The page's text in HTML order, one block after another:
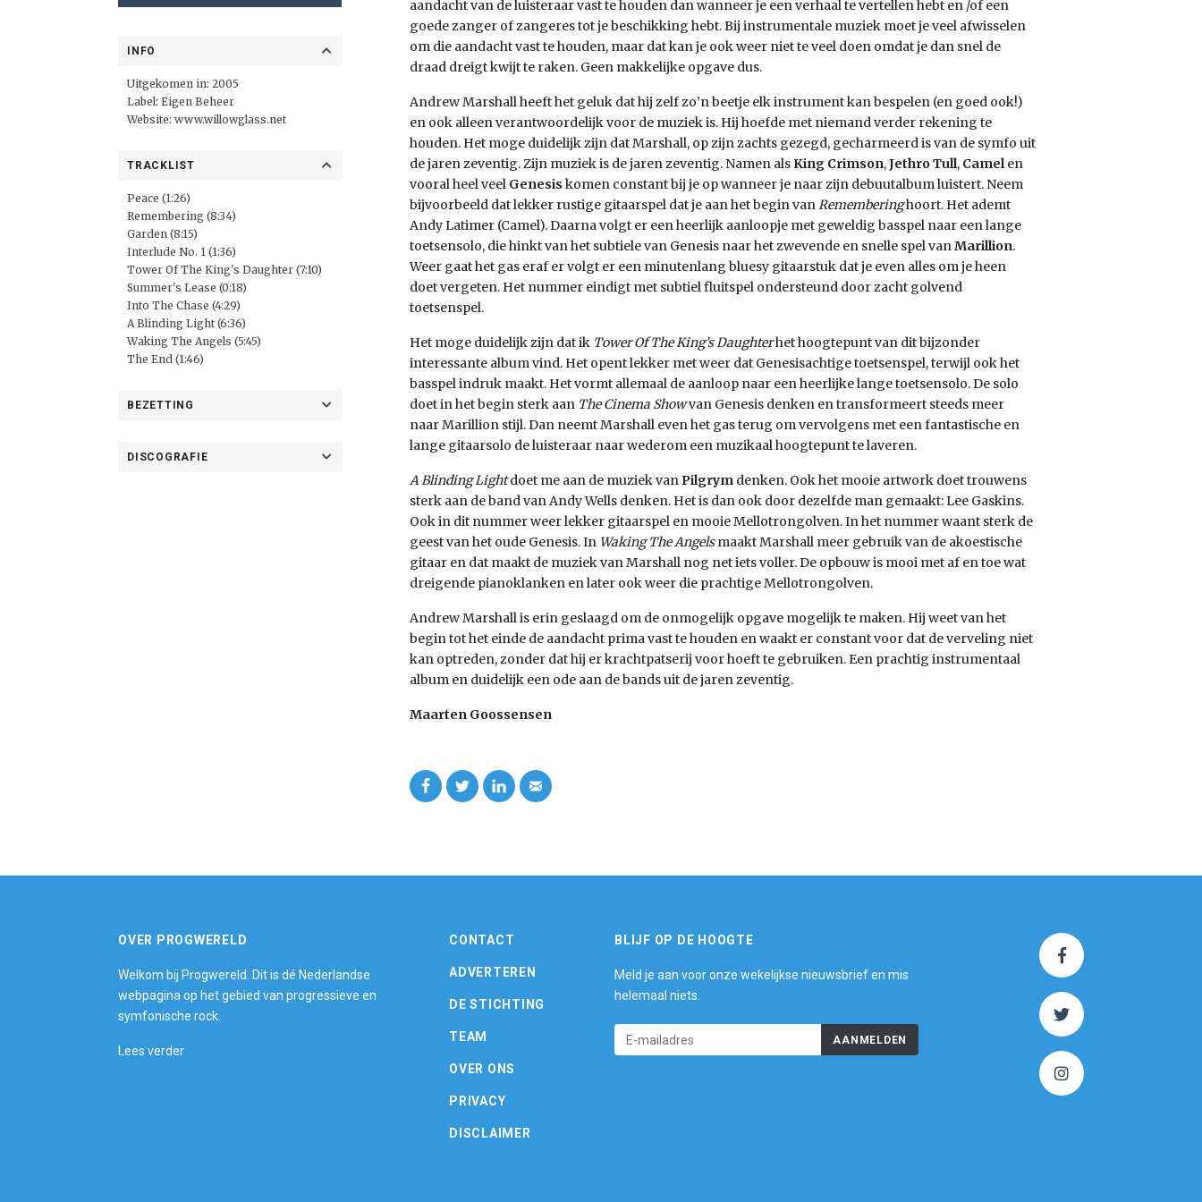
INFO
Uitgekomen in: 2005
Label: Eigen Beheer
Website: www.willowglass.net
TRACKLIST
Peace (1:26)
Remembering (8:34)
Garden (8:15)
Interlude No. 1 (1:36)
Tower Of The King's Daughter (7:10)
Summer's Lease (0:18)
Into The Chase (4:29)
A Blinding Light (6:36)
Waking The Angels (5:45)
The End (1:46)
BEZETTING
DISCOGRAFIE
aandacht van de luisteraar vast te houden dan wanneer je een verhaal te vertellen hebt en /of een
goede zanger of zangeres tot je beschikking hebt. Bij instrumentale muziek moet je veel afwisselen
om die aandacht vast te houden, maar dat kan je ook weer niet te veel doen omdat je dan snel de
draad dreigt kwijt te raken. Geen makkelijke opgave dus.
Andrew Marshall heeft het geluk dat hij zelf zo’n beetje elk instrument kan bespelen (en goed ook!)
en ook alleen verantwoordelijk voor de muziek is. Hij hoefde met niemand verder rekening te
houden. Het moge duidelijk zijn dat Marshall, op zijn zachts gezegd, gecharmeerd is van de symfo uit
de jaren zeventig. Zijn muziek is de jaren zeventig. Namen als King Crimson,Jethro Tull, Camelen
vooral heel veel Genesis komen constant bij je op wanneer je naar zijn debuutalbum luistert. Neem
bijvoorbeeld dat lekker rustige gitaarspel dat je aan het begin vanRememberinghoort. Het ademt
Andy Latimer (Camel). Daarna volgt er een heerlijk aanloopje met geweldig basspel naar een lange
toetsensolo, die hinkt van het subtiele van Genesis naar het zwevende en snelle spel vanMarillion.
Weer gaat het gas eraf er volgt er een minutenlang bluesy gitaarstuk dat je even alles om je heen
doet vergeten. Het nummer eindigt met subtiel fluitspel ondersteund door zacht golvend
toetsenspel.
Het moge duidelijk zijn dat ik Tower Of The King’s Daughterhet hoogtepunt van dit bijzonder
interessante album vind. Het opent lekker met weer dat Genesisachtige toetsenspel, terwijl ook het
basspel indruk maakt. Het vormt allemaal de aanloop naar een heerlijke lange toetsensolo. De solo
doet in het begin sterk aan The Cinema Showvan Genesis denken en transformeert steeds meer
naar Marillion stijl. Dan neemt Marshall even het gas terug om vervolgens met een fantastische en
lange gitaarsolo de luisteraar naar wederom een muzikaal hoogtepunt te laveren.
A Blinding Lightdoet me aan de muziek van Pilgrym denken. Ook het mooie artwork doet trouwens
sterk aan de band van Andy Wells denken. Het is dan ook door dezelfde man gemaakt: Lee Gaskins.
Ook in dit nummer weer lekker gitaarspel en mooie Mellotrongolven. In het nummer waant sterk de
geest van het oude Genesis. In Waking The Angelsmaakt Marshall meer gebruik van de akoestische
gitaar en dat maakt de muziek van Marshall nog net iets voller. De opbouw is mooi met af en toe wat
dreigende pianoklanken en later ook weer die prachtige Mellotrongolven.
Andrew Marshall is erin geslaagd om de onmogelijk opgave mogelijk te maken. Hij weet van het
begin tot het einde de aandacht prima vast te houden en waakt er constant voor dat de verveling niet
kan optreden, zonder dat hij er krachtpatserij voor hoeft te gebruiken. Een prachtig instrumentaal
album en duidelijk een ode aan de bands uit de jaren zeventig.
Maarten Goossensen
OVER PROGWERELD
Welkom bij Progwereld. Dit is dé Nederlandse
webpagina op het gebied van progressieve en
symfonische rock.
Lees verder
CONTACT
ADVERTEREN
DE STICHTING
TEAM
OVER ONS
PRIVACY
DISCLAIMER
BLIJF OP DE HOOGTE
Meld je aan voor onze wekelijkse nieuwsbrief en mis
helemaal niets.
AANMELDEN